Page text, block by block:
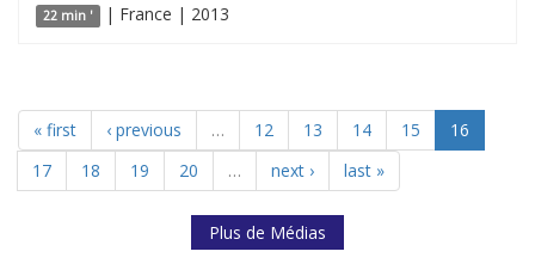
22 min ' | France | 2013
« first ‹ previous … 12 13 14 15
16
17
18 19 20 … next › last »
Plus de Médias